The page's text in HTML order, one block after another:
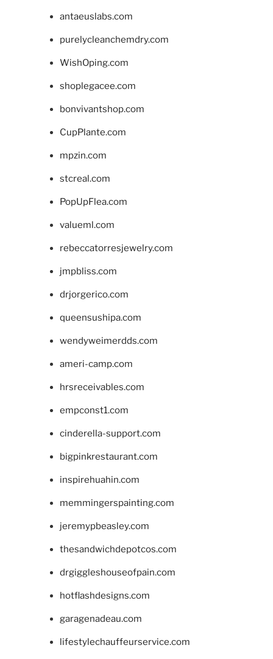
antaeuslabs.com
purelycleanchemdry.com
WishOping.com
shoplegacee.com
bonvivantshop.com
CupPlante.com
mpzin.com
stcreal.com
PopUpFlea.com
valueml.com
rebeccatorresjewelry.com
jmpbliss.com
drjorgerico.com
queensushipa.com
wendyweimerdds.com
ameri-camp.com
hrsreceivables.com
empconst1.com
cinderella-support.com
bigpinkrestaurant.com
inspirehuahin.com
memmingerspainting.com
jeremypbeasley.com
thesandwichdepotcos.com
drgiggleshouseofpain.com
hotflashdesigns.com
garagenadeau.com
lifestylechauffeurservice.com